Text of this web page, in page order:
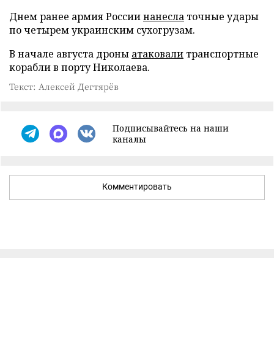
Днем ранее армия Россиинанесла точные удары
по четырем украинским сухогрузам.
В начале августа дроны атаковали транспортные
корабли в порту Николаева.
Текст: Алексей Дегтярёв
Подписывайтесь на наши
каналы
Комментировать